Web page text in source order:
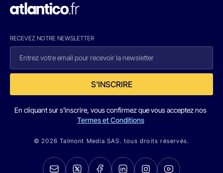
RECEVEZ NOTRE NEWSLETTER
S'INSCRIRE
En cliquant sur s'inscrire, vous confirmez que vous acceptez nos
Termes et Conditions
© 2026 Talmont Media SAS. tous droits réservés.